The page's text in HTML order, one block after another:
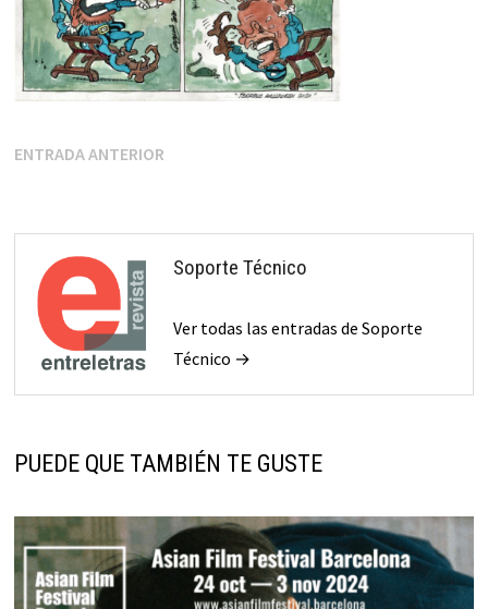
Navegación
entradas
ENTRADA ANTERIOR
Soporte Técnico
Ver todas las entradas de Soporte
Técnico →
PUEDE QUE TAMBIÉN TE GUSTE